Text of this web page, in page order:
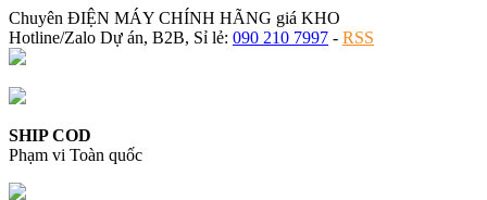
Chuyên ĐIỆN MÁY CHÍNH HÃNG giá KHO
Hotline/Zalo Dự án, B2B, Sỉ lẻ: 090 210 7997 - RSS
SHIP COD
Phạm vi Toàn quốc